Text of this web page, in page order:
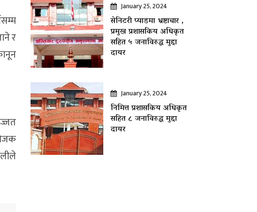
र
January 25, 2024
सेनिटरी प्याडमा भ्रष्टाचार ,
प्रमुख प्रशासकिय अधिकृत
सहित ५ जनाविरुद्ध मुद्दा
दायर
January 25, 2024
निमित्त प्रशासकिय अधिकृत
सहित ८ जनाविरुद्ध मुद्दा
दायर